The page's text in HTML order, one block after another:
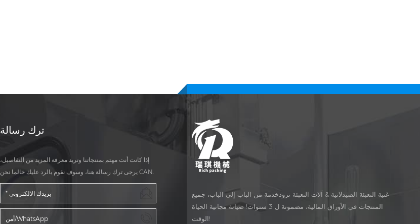
غنية التعبئة الصيدلانية & آلات التعبئة تزودخدمة من الباب إلى الباب، جميع
المنتجات في الأوراق المالية، مضمونة ل 3 سنوات! صيانة مجانية الحياة
الوقت!
ترك رسالة
إذا كانت أنت مهتم بمنتجاتنا وتريد معرفة المزيد من التفاصيل،
يرجى ترك رسالة هنا، وسوف نقوم بالرد عليك حالما نحن CAN.